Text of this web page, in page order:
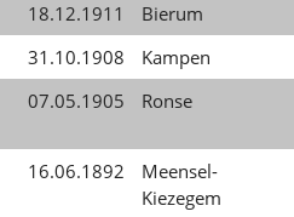
18.12.1911
Bierum
31.10.1908
Kampen
07.05.1905 Ronse
16.06.1892
Meensel-
Kiezegem